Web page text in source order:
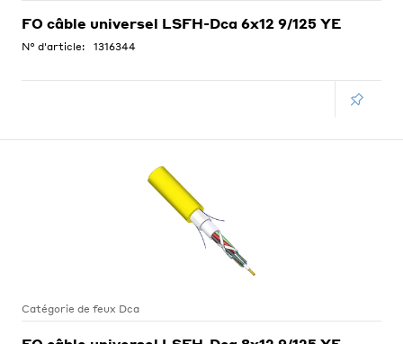
FO câble universel LSFH-Dca 6x12 9/125 YE
N° d'article: 1316344
Catégorie de feux Dca